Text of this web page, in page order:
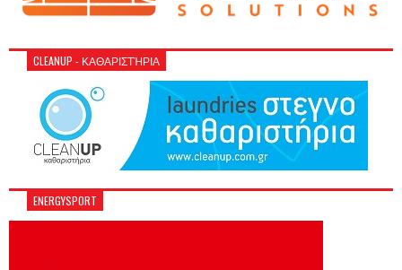
CLEANUP - ΚΑΘΑΡΙΣΤΉΡΙΑ
ENERGYSPORT